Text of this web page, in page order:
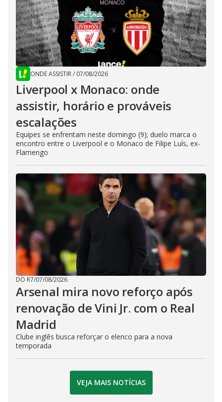
ONDE ASSISTIR/ 07/08/2026
Liverpool x Monaco: onde
assistir, horário e prováveis
escalações
Equipes se enfrentam neste domingo (9); duelo marca o
encontro entre o Liverpool e o Monaco de Filipe Luís, ex-
Flamengo
DO R7/07/08/2026
Arsenal mira novo reforço após
renovação de Vini Jr. com o Real
Madrid
Clube inglês busca reforçar o elenco para a nova
temporada
VEJA MAIS NOTÍCIAS